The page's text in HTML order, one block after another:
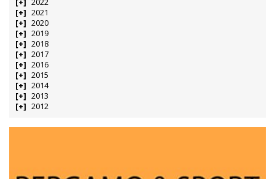
2022
2021
2020
2019
2018
2017
2016
2015
2014
2013
2012